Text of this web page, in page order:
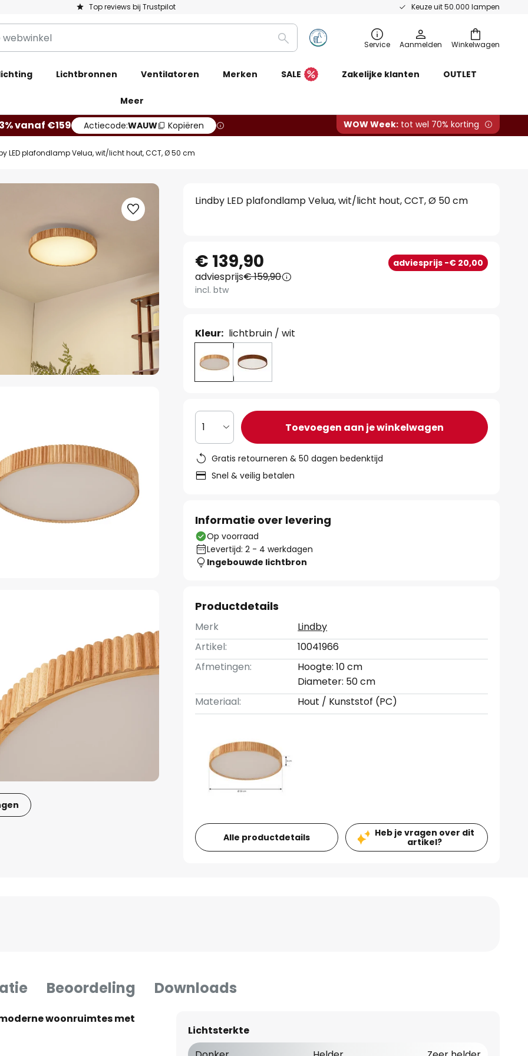
Top reviews bij Trustpilot Keuze uit 50.000 lampen
Winkelwagen
Zoeken Service Aanmelden
Lichtbronnen Ventilatoren Merken SALE Zakelijke klanten OUTLET
Meer
vanaf €159 Actiecode:WAUW Kopiëren WOW Week: tot wel 70% korting
LED plafondlamp Velua, wit/licht hout, CCT, Ø 50 cm
Lindby LED plafondlamp Velua, wit/licht hout, CCT, Ø 50 cm
€ 139,90 adviesprijs -€ 20,00
adviesprijs€ 159,90
incl. btw
Kleur: lichtbruin / wit
1 Toevoegen aan je winkelwagen
Gratis retourneren & 50 dagen bedenktijd
Snel & veilig betalen
Informatie over levering
Op voorraad
Levertijd: 2 - 4 werkdagen
Ingebouwde lichtbron
Productdetails
Merk
Lindby
Artikel:
10041966
Afmetingen:
Hoogte: 10 cm
Diameter: 50 cm
Materiaal:
Hout / Kunststof (PC)
Alle productdetails
Heb je vragen over dit
artikel?
Beoordeling Downloads
woonruimtes met
Lichtsterkte